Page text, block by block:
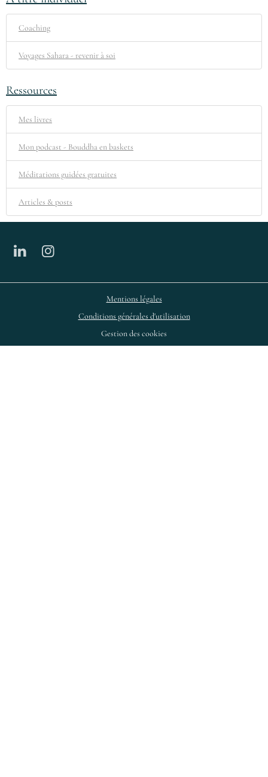
Coaching
Voyages Sahara - revenir à soi
Ressources
Mes livres
Mon podcast - Bouddha en baskets
Méditations guidées gratuites
Articles & posts
Mentions légales
Conditions générales d'utilisation
Gestion des cookies